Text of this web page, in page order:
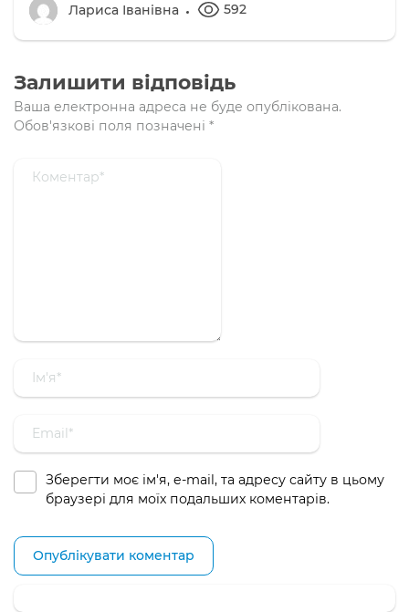
Лариса Іванівна 592
Залишити відповідь
Ваша електронна адреса не буде опублікована.
Обов'язкові поля позначені *
Зберегти моє ім'я, e-mail, та адресу сайту в цьому
браузері для моїх подальших коментарів.